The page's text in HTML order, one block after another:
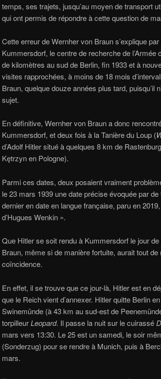
temps, ses trajets, jusqu’au moyen de transport
qui ont permis de répondre à cette question de
Cette erreur de Wernher von Braun s’explique par
Kummersdorf, le centre de recherche de
de kilomètres au sud de Berlin, fin 1933 et à
visites rapprochées, à moins de 18 mois
Braun, quelque douze années plus tard, puisqu’il
sujet.
En définitive, Wernher von Braun a donc
Kummersdorf, et deux fois à la Tanière du Loup (
d’Adolf Hitler situé à quelques 8 km de
Kętrzyn en Pologne).
Parmi ces dates, deux posaient vraiment
le 23 mars 1939 une date précise évoquée par
dernier en date en langue française, paru en
d’Hugues Wenkin ».
Que Hitler se soit rendu à Kummersdorf le jour
Braun, même si de manière fortuite, aurait tout
coïncidence.
En effet, il se trouve que ce jour-là, Hitler est en
que le Reich vient d’annexer. Hitler quitte Berlin
Swinemünde (à 43 km au sud-est de
torpilleurLeopard. Il passe la nuit sur le cuirassé
mars vers 13:30. Le 25 est un samedi, le soir
(Sonderzug) pour se rendre à Munich, puis à
mars.